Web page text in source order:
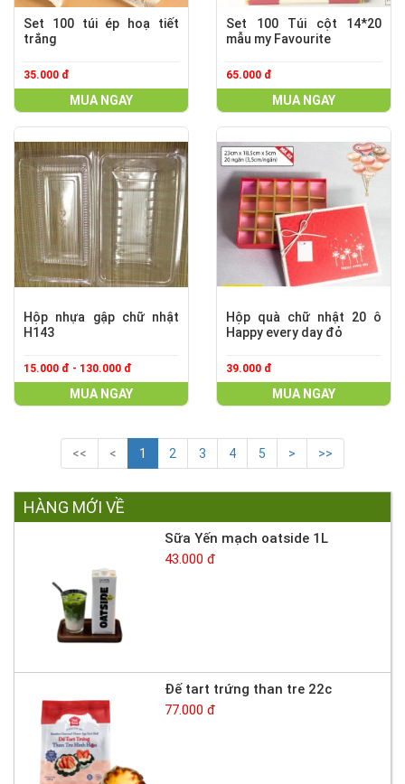
Set 100 túi ép hoạ tiết
trắng
35.000 đ
MUA NGAY
Set 100 Túi cột 14*20
mẫu my Favourite
65.000 đ
MUA NGAY
Hộp nhựa gập chữ nhật
H143
15.000 đ - 130.000 đ
MUA NGAY
Hộp quà chữ nhật 20 ô
Happy every day đỏ
39.000 đ
MUA NGAY
<< < 1 2 3 4 5 > >>
HÀNG MỚI VỀ
Sữa Yến mạch oatside 1L
43.000 đ
Đế tart trứng than tre 22c
77.000 đ